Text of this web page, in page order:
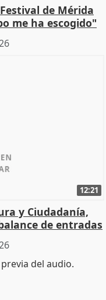
de Mérida
me ha escogido"
12:21
y Ciudadanía,
de entradas